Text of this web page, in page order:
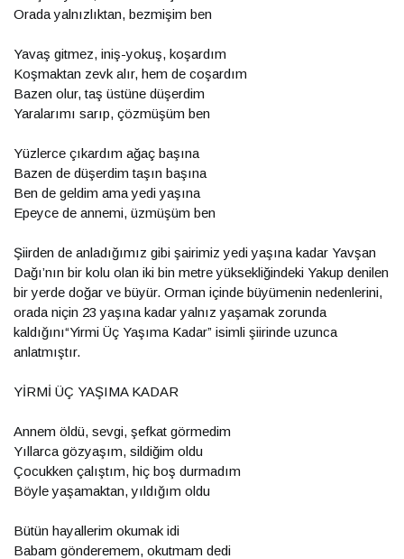
Orada yalnızlıktan, bezmişim ben
Yavaş gitmez, iniş-yokuş, koşardım
Koşmaktan zevk alır, hem de coşardım
Bazen olur, taş üstüne düşerdim
Yaralarımı sarıp, çözmüşüm ben
Yüzlerce çıkardım ağaç başına
Bazen de düşerdim taşın başına
Ben de geldim ama yedi yaşına
Epeyce de annemi, üzmüşüm ben
Şiirden de anladığımız gibi şairimiz yedi yaşına kadar Yavşan
Dağı’nın bir kolu olan iki bin metre yüksekliğindeki Yakup denilen
bir yerde doğar ve büyür. Orman içinde büyümenin nedenlerini,
orada niçin 23 yaşına kadar yalnız yaşamak zorunda
kaldığını“Yirmi Üç Yaşıma Kadar” isimli şiirinde uzunca
anlatmıştır.
YİRMİ ÜÇ YAŞIMA KADAR
Annem öldü, sevgi, şefkat görmedim
Yıllarca gözyaşım, sildiğim oldu
Çocukken çalıştım, hiç boş durmadım
Böyle yaşamaktan, yıldığım oldu
Bütün hayallerim okumak idi
Babam gönderemem, okutmam dedi